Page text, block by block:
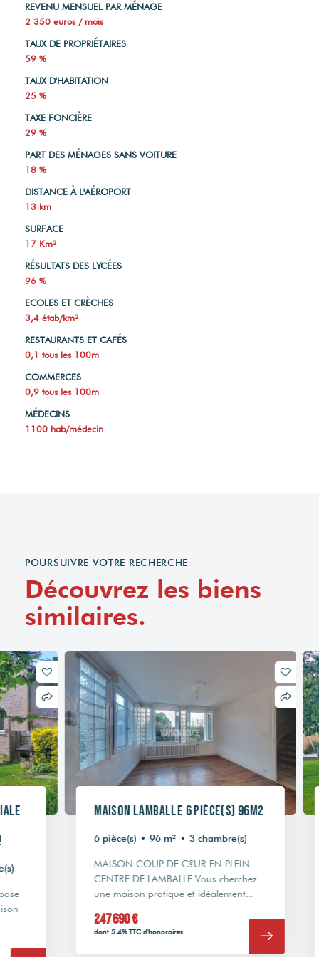
REVENU MENSUEL PAR MÉNAGE
2 350 euros / mois
TAUX DE PROPRIÉTAIRES
59 %
TAUX D'HABITATION
25 %
TAXE FONCIÈRE
29 %
PART DES MÉNAGES SANS VOITURE
18 %
DISTANCE À L'AÉROPORT
13 km
SURFACE
17 Km²
RÉSULTATS DES LYCÉES
96 %
ECOLES ET CRÈCHES
3,4 étab/km²
RESTAURANTS ET CAFÉS
0,1 tous les 100m
COMMERCES
0,9 tous les 100m
MÉDECINS
1100 hab/médecin
POURSUIVRE VOTRE RECHERCHE
Découvrez les biens
similaires.
Maison Lamballe 6 pièce(s) 96m2
6 pièce(s) • 96 m² • 3 chambre(s)
MAISON COUP DE C?UR EN PLEIN
CENTRE DE LAMBALLE Vous cherchez
une maison pratique et idéalement...
247 690 €
dont 5.4% TTC d'honoraires